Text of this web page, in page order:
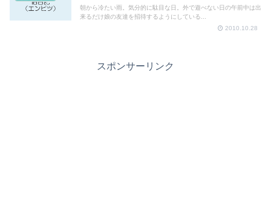
朝から冷たい雨。気分的に駄目な日。外で遊べない日の午前中は出
来るだけ娘の友達を招待するようにしている...
2010.10.28
スポンサーリンク